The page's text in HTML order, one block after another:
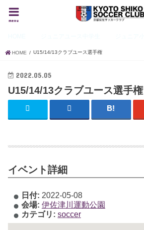
menu
HOME U15/14/13クラブユース選手権
2022.05.05
U15/14/13クラブユース選手権
イベント詳細
日付: 2022-05-08
会場: 伊佐津川運動公園
カテゴリ: soccer